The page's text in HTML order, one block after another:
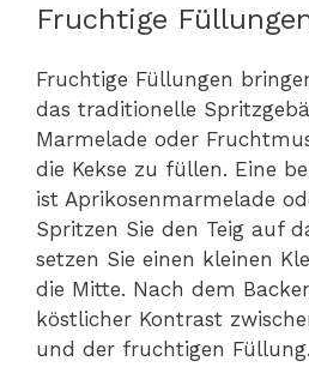
Fruchtige
Fruchtige Füllungen
das traditionelle
Marmelade oder
die Kekse zu füllen. Eine
ist Aprikosenmarmelade
Spritzen Sie den Teig auf
setzen Sie einen kleinen
die Mitte. Nach dem
köstlicher Kontrast
und der fruchtigen Füllung.